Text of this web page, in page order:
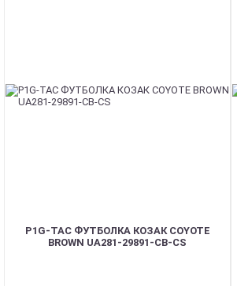
P1G-TAC ФУТБОЛКА КОЗАК COYOTE
BROWN UA281-29891-CB-CS